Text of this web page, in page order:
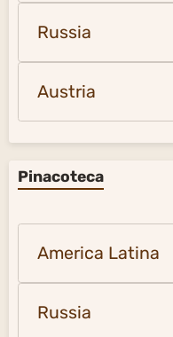
Russia
Austria
Pinacoteca
America Latina
Russia